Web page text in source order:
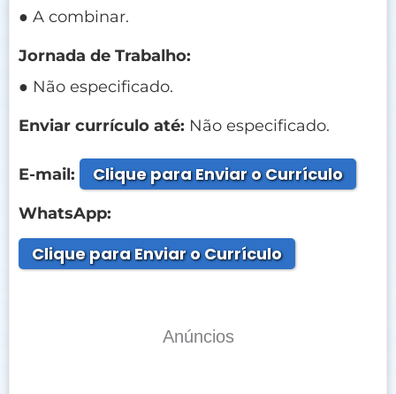
● A combinar.
Jornada de Trabalho:
● Não especificado.
Enviar currículo até: Não especificado.
E-mail: Clique para Enviar o Currículo
WhatsApp:
Clique para Enviar o Currículo
Anúncios